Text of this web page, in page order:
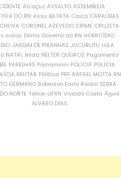
Alcaçuz ASSALTO ASSEMBLEIA
DO RN Assu BATATA Caicó CARAÚBAS
CORONEL AZEVEDO CRIME CRUZETA
novos Dilma Governo do RN HOMICÍDIO
JARDIM DE PIRANHAS JUCURUTU LULA
NATAL Nilda NÉLTER QUEIROZ Pagamento
PARELHAS Parnamirim POLÍCIA POLÍCIA
MILITAR Política PRF RAFAEL MOTTA RN
GERMANO Robinson Faria Roubo SERRA
NORTE Temer UFRN Vivaldo Costa Água
ÁLVARO DIAS